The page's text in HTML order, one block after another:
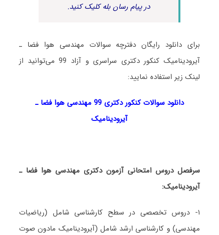
در پیام رسان بله کلیک کنید.
برای دانلود رایگان دفترچه سوالات مهندسی هوا فضا ـ
آیرودینامیک کنکور دکتری سراسری و آزاد 99 می‌توانید از
لینک زیر استفاده نمایید:
دانلود سوالات کنکور دکتری 99 مهندسی هوا فضا ـ
آیرودینامیک
سرفصل دروس امتحانی آزمون دکتری مهندسی هوا فضا ـ
آیرودینامیک:
۱- دروس تخصصی در سطح کارشناسی شامل (ریاضیات
مهندسی) و کارشناسی ارشد شامل (آیرودینامیک مادون صوت